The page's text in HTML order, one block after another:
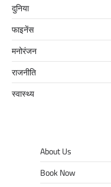
दुनिया
फाइनेंस
मनोरंजन
राजनीति
स्वास्थ्य
About Us
Book Now